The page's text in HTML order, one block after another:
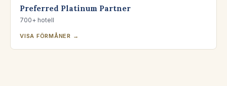
Preferred Platinum Partner
700+ hotell
VISA FÖRMÅNER →